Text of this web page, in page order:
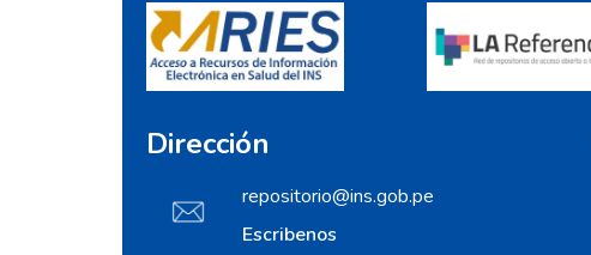
Dirección
repositorio@ins.gob.pe
Escribenos